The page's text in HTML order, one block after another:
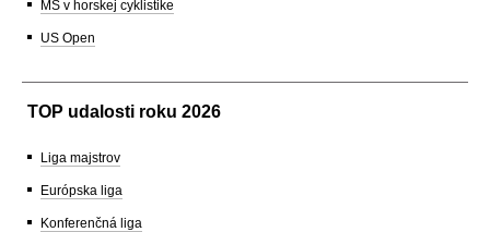
MS v horskej cyklistike
US Open
TOP udalosti roku 2026
Liga majstrov
Európska liga
Konferenčná liga